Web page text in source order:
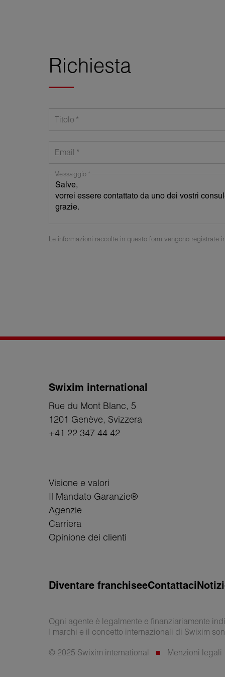
Richiesta
Titolo
Email
Messaggio
Le informazioni raccolte in questo form vengono
Swixim international
Rue du Mont Blanc, 5
1201 Genève, Svizzera
+41 22 347 44 42
Visione e valori
Il Mandato Garanzie®
Agenzie
Carriera
Opinione dei clienti
Diventare franchiseeContattaci
Ogni agente è legalmente e finanziariamente
I marchi e il concetto internazionali di Swixim
© 2025 Swixim international Menzioni legali